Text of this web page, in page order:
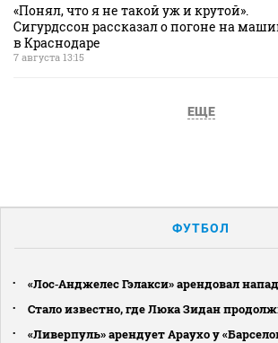
«Понял, что я не такой уж и крутой».
Сигурдссон рассказал о погоне на
в Краснодаре
7 августа 13:15
ЕЩЕ
ФУТБОЛ
«Лос‑Анджелес Гэлакси» арендовал
Стало известно, где Люка Зидан
«Ливерпуль» арендует Араухо у